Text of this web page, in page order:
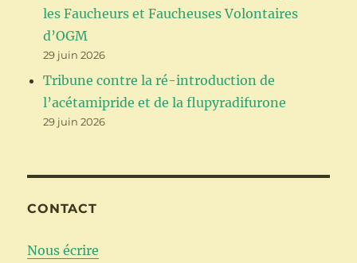
les Faucheurs et Faucheuses Volontaires
d’OGM
29 juin 2026
Tribune contre la ré-introduction de
l’acétamipride et de la flupyradifurone
29 juin 2026
CONTACT
Nous écrire